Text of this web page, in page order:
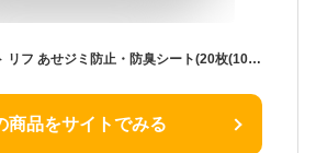
メンズ あせワキパット リフ あせジミ防止・防臭シート(20枚(10組)入*3箱セット)【あせワキパット】
商品をサイトでみる